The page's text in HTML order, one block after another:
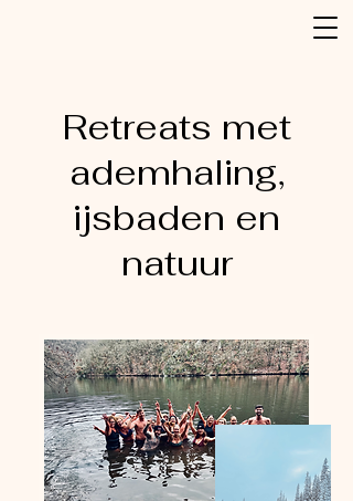
Retreats met
ademhaling,
ijsbaden en
natuur